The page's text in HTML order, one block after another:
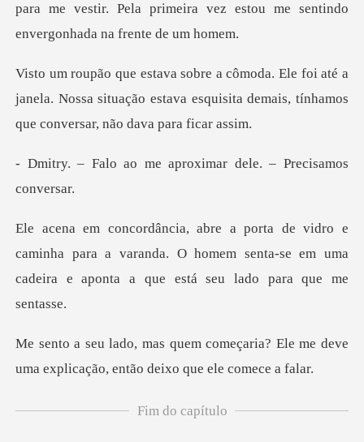
para me vestir. Pela primeira vez estou
até a
janela. Nossa situação estava esquisita demai
me aproximar dele. –
aminha para a varanda. O homem senta-se em uma
cadei
çaria? Ele me deve
uma explicação,
Fim do capítulo